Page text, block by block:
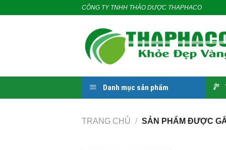
CÔNG TY TNHH THẢO DƯỢC THAPHACO
Danh mục sản phẩm
TRANG CHỦ / SẢN PHẨM ĐƯỢC